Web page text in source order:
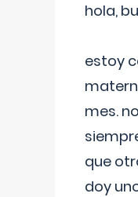
hola,
estoy
mes.
que
doy